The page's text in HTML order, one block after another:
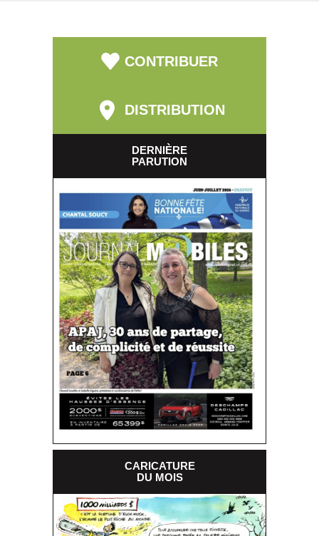
CONTRIBUER
DISTRIBUTION
DERNIÈRE
PARUTION
CARICATURE
DU MOIS